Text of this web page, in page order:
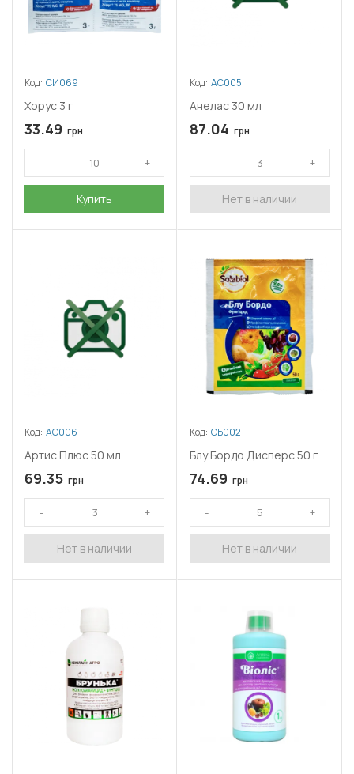
Код: СИ069
Хорус 3 г
33.49 грн
Купить
Код: АС005
Анелас 30 мл
87.04 грн
Нет в наличии
Код: АС006
Артис Плюс 50 мл
69.35 грн
Нет в наличии
Код: СБ002
Блу Бордо Дисперс 50 г
74.69 грн
Нет в наличии